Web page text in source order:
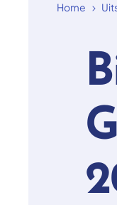
Home